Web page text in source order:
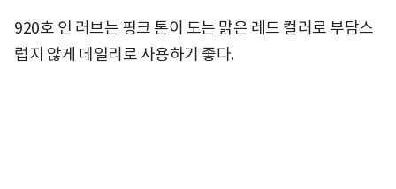
920호 인 러브는 핑크 톤이 도는 맑은 레드 컬러로 부담스
럽지 않게 데일리로 사용하기 좋다.